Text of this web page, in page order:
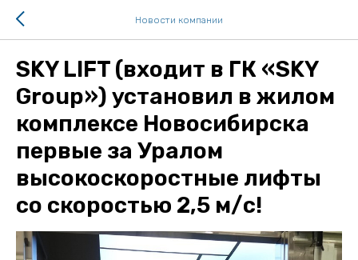
Новости компании
SKY LIFT (входит в ГК «SKY
Group») установил в жилом
комплексе Новосибирска
первые за Уралом
высокоскоростные лифты
со скоростью 2,5 м/с!